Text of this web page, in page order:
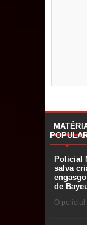
Policial
salva
de
O policial